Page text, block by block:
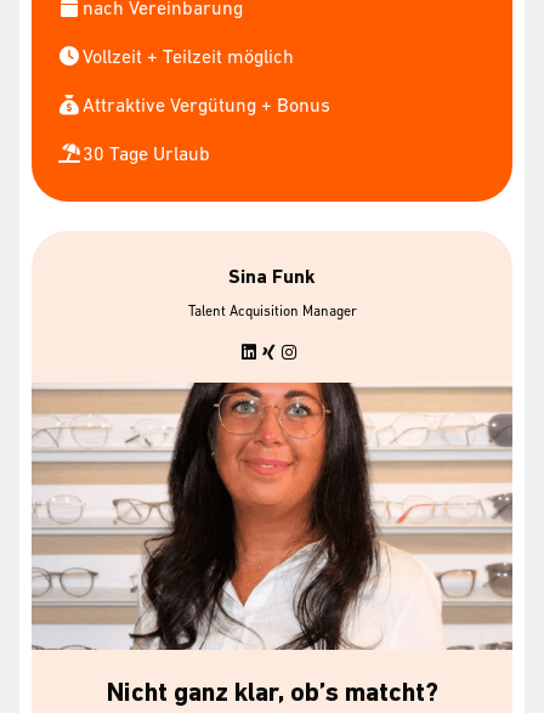
nach Vereinbarung
Vollzeit + Teilzeit möglich
Attraktive Vergütung + Bonus
30 Tage Urlaub
Sina Funk
Talent Acquisition Manager
Nicht ganz klar, ob’s matcht?